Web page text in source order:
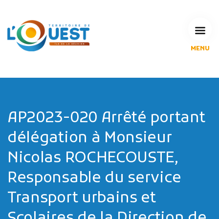
MENU
RECHERCHE
CALENDRIERS DE COLLECTE
AP2023-020 Arrêté portant
délégation à Monsieur
Nicolas ROCHECOUSTE,
Responsable du service
Transport urbains et